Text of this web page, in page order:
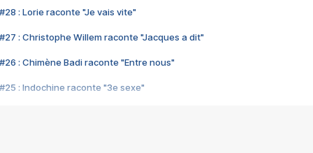
#28 : Lorie raconte "Je vais vite"
#27 : Christophe Willem raconte "Jacques a dit"
#26 : Chimène Badi raconte "Entre nous"
#25 : Indochine raconte "3e sexe"